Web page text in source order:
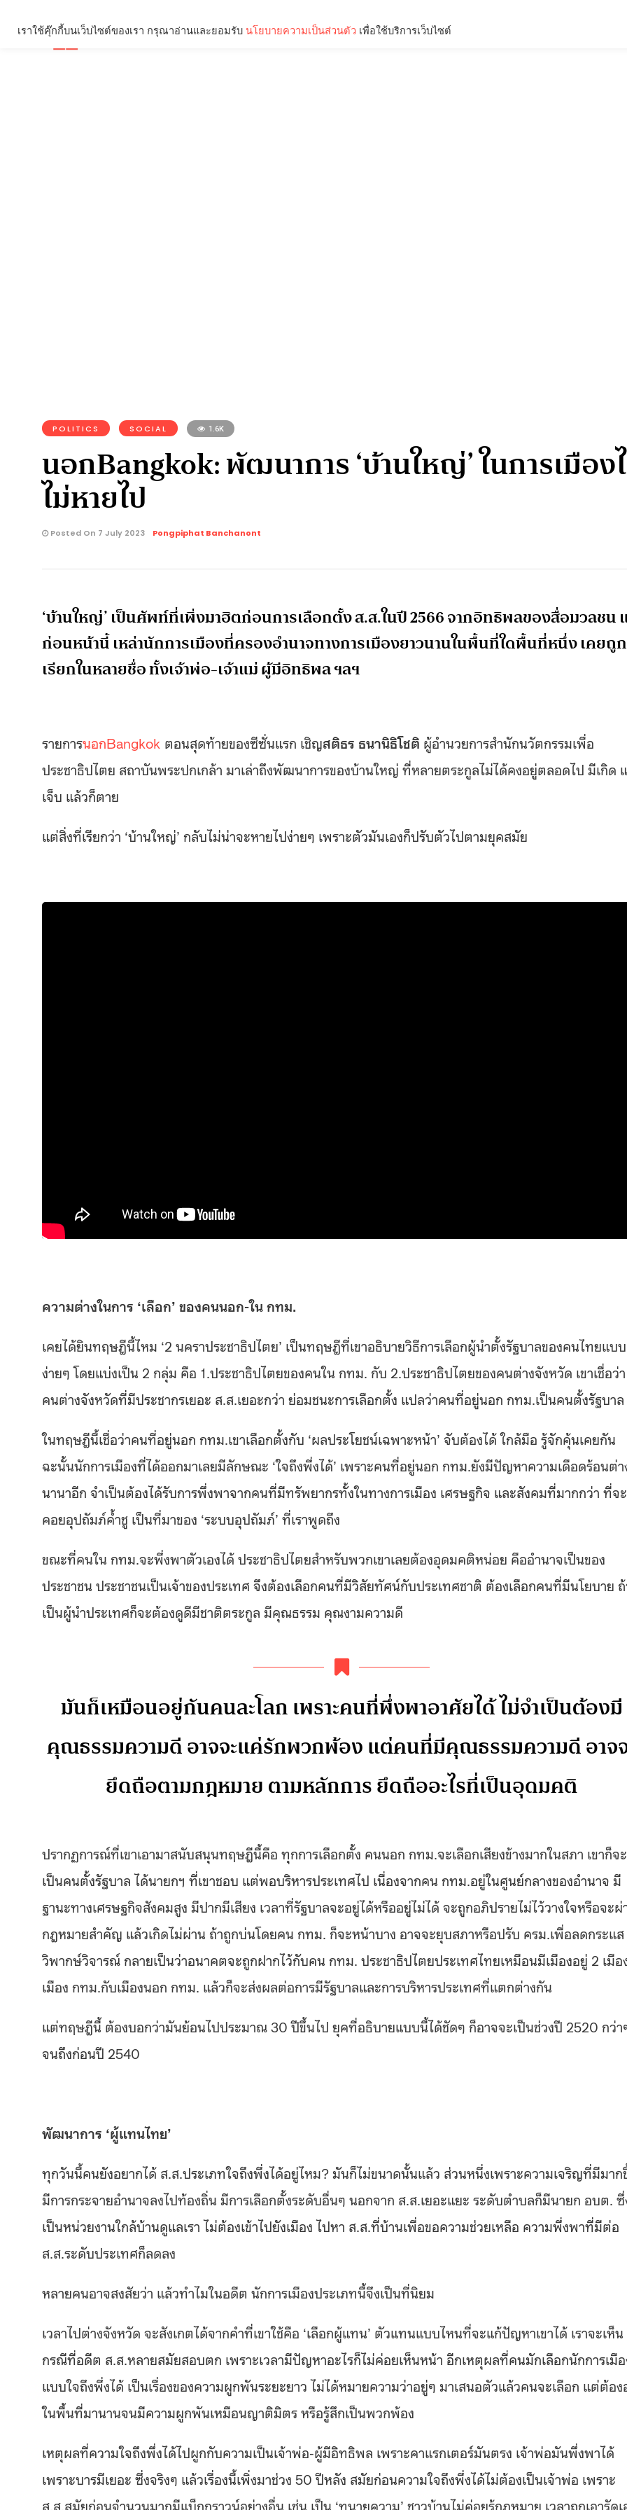
POLITICS SOCIAL 1.6K
นอกBangkok: พัฒนาการ ‘บ้านใหญ่’ ในการเมือ
ไม่หายไป
Posted On 7 July 2023 Pongpiphat Banchanont
‘บ้านใหญ่’ เป็นศัพท์ที่เพิ่งมาฮิตก่อนการเลือกตั้ง ส.ส.ในปี 2566 จากอิทธิพลของสื่อมวลชน
ก่อนหน้านี้ เหล่านักการเมืองที่ครองอำนาจทางการเมืองยาวนานในพื้นที่ใดพื้นที่หนึ่ง เคยถูก
เรียกในหลายชื่อ ทั้งเจ้าพ่อ-เจ้าแม่ ผู้มีอิทธิพล ฯลฯ
รายการนอกBangkok ตอนสุดท้ายของซีซั่นแรก เชิญสติธร ธนานิธิโชติ ผู้อำนวยการสำนักนวัตกรรมเพื่อ
ประชาธิปไตย สถาบันพระปกเกล้า มาเล่าถึงพัฒนาการของบ้านใหญ่ ที่หลายตระกูลไม่ได้คงอยู่ตลอดไป มีเกิด
เจ็บ แล้วก็ตาย
แต่สิ่งที่เรียกว่า ‘บ้านใหญ่’ กลับไม่น่าจะหายไปง่ายๆ เพราะตัวมันเองก็ปรับตัวไปตามยุคสมัย
ความต่างในการ ‘เลือก’ ของคนนอก-ใน กทม.
เคยได้ยินทฤษฎีนี้ไหม ‘2 นคราประชาธิปไตย’ เป็นทฤษฎีที่เขาอธิบายวิธีการเลือกผู้นำตั้งรัฐบาลของคนไทยแบบ
ง่ายๆ โดยแบ่งเป็น 2 กลุ่ม คือ 1.ประชาธิปไตยของคนใน กทม. กับ 2.ประชาธิปไตยของคนต่างจังหวัด เขาเชื่อว่า
คนต่างจังหวัดที่มีประชากรเยอะ ส.ส.เยอะกว่า ย่อมชนะการเลือกตั้ง แปลว่าคนที่อยู่นอก กทม.เป็นคนตั้งรัฐบาล
ในทฤษฎีนี้เชื่อว่าคนที่อยู่นอก กทม.เขาเลือกตั้งกับ ‘ผลประโยชน์เฉพาะหน้า’ จับต้องได้ ใกล้มือ รู้จักคุ้นเคยกัน
ฉะนั้นนักการเมืองที่ได้ออกมาเลยมีลักษณะ ‘ใจถึงพึ่งได้’ เพราะคนที่อยู่นอก กทม.ยังมีปัญหาความเดือดร้อนต่า
นานาอีก จำเป็นต้องได้รับการพึ่งพาจากคนที่มีทรัพยากรทั้งในทางการเมือง เศรษฐกิจ และสังคมที่มากกว่า ที่จะ
คอยอุปถัมภ์ค้ำชู เป็นที่มาของ ‘ระบบอุปถัมภ์’ ที่เราพูดถึง
ขณะที่คนใน กทม.จะพึ่งพาตัวเองได้ ประชาธิปไตยสำหรับพวกเขาเลยต้องอุดมคติหน่อย คืออำนาจเป็นของ
ประชาชน ประชาชนเป็นเจ้าของประเทศ จึงต้องเลือกคนที่มีวิสัยทัศน์กับประเทศชาติ ต้องเลือกคนที่มีนโยบาย
เป็นผู้นำประเทศก็จะต้องดูดีมีชาติตระกูล มีคุณธรรม คุณงามความดี
มันก็เหมือนอยู่กันคนละโลก เพราะคนที่พึ่งพาอาศัยได้ ไม่จำเป็นต้องมี
คุณธรรมความดี อาจจะแค่รักพวกพ้อง แต่คนที่มีคุณธรรมความดี อาจ
ยึดถือตามกฎหมาย ตามหลักการ ยึดถืออะไรที่เป็นอุดมคติ
ปรากฏการณ์ที่เขาเอามาสนับสนุนทฤษฎีนี้คือ ทุกการเลือกตั้ง คนนอก กทม.จะเลือกเสียงข้างมากในสภา เขาก็จะ
เป็นคนตั้งรัฐบาล ได้นายกฯ ที่เขาชอบ แต่พอบริหารประเทศไป เนื่องจากคน กทม.อยู่ในศูนย์กลางของอำนาจ มี
ฐานะทางเศรษฐกิจสังคมสูง มีปากมีเสียง เวลาที่รัฐบาลจะอยู่ได้หรืออยู่ไม่ได้ จะถูกอภิปรายไม่ไว้วางใจหรือจะผ่
กฎหมายสำคัญ แล้วเกิดไม่ผ่าน ถ้าถูกบ่นโดยคน กทม. ก็จะหน้าบาง อาจจะยุบสภาหรือปรับ ครม.เพื่อลดกระแส
วิพากษ์วิจารณ์ กลายเป็นว่าอนาคตจะถูกฝากไว้กับคน กทม. ประชาธิปไตยประเทศไทยเหมือนมีเมืองอยู่ 2 เมือ
เมือง กทม.กับเมืองนอก กทม. แล้วก็จะส่งผลต่อการมีรัฐบาลและการบริหารประเทศที่แตกต่างกัน
แต่ทฤษฎีนี้ ต้องบอกว่ามันย้อนไปประมาณ 30 ปีขึ้นไป ยุคที่อธิบายแบบนี้ได้ชัดๆ ก็อาจจะเป็นช่วงปี 2520 กว่า
จนถึงก่อนปี 2540
พัฒนาการ ‘ผู้แทนไทย’
ทุกวันนี้คนยังอยากได้ ส.ส.ประเภทใจถึงพึ่งได้อยู่ไหม? มันก็ไม่ขนาดนั้นแล้ว ส่วนหนึ่งเพราะความเจริญที่มีมาก
มีการกระจายอำนาจลงไปท้องถิ่น มีการเลือกตั้งระดับอื่นๆ นอกจาก ส.ส.เยอะแยะ ระดับตำบลก็มีนายก อบต.
เป็นหน่วยงานใกล้บ้านดูแลเรา ไม่ต้องเข้าไปยังเมือง ไปหา ส.ส.ที่บ้านเพื่อขอความช่วยเหลือ ความพึ่งพาที่มีต่อ
ส.ส.ระดับประเทศก็ลดลง
หลายคนอาจสงสัยว่า แล้วทำไมในอดีต นักการเมืองประเภทนี้จึงเป็นที่นิยม
เวลาไปต่างจังหวัด จะสังเกตได้จากคำที่เขาใช้คือ ‘เลือกผู้แทน’ ตัวแทนแบบไหนที่จะแก้ปัญหาเขาได้ เราจะเห็น
กรณีที่อดีต ส.ส.หลายสมัยสอบตก เพราะเวลามีปัญหาอะไรก็ไม่ค่อยเห็นหน้า อีกเหตุผลที่คนมักเลือกนักการเมื
แบบใจถึงพึ่งได้ เป็นเรื่องของความผูกพันระยะยาว ไม่ได้หมายความว่าอยู่ๆ มาเสนอตัวแล้วคนจะเลือก แต่ต้อ
ในพื้นที่มานานจนมีความผูกพันเหมือนญาติมิตร หรือรู้สึกเป็นพวกพ้อง
เหตุผลที่ความใจถึงพึ่งได้ไปผูกกับความเป็นเจ้าพ่อ-ผู้มีอิทธิพล เพราะคาแรกเตอร์มันตรง เจ้าพ่อมันพึ่งพาได้
เพราะบารมีเยอะ ซึ่งจริงๆ แล้วเรื่องนี้เพิ่งมาช่วง 50 ปีหลัง สมัยก่อนความใจถึงพึ่งได้ไม่ต้องเป็นเจ้าพ่อ เพราะ
ส.ส.สมัยก่อนจำนวนมากมีแบ็กกราวน์อย่างอื่น เช่น เป็น ‘ทนายความ’ ชาวบ้านไม่ค่อยรู้กฎหมาย เวลาถูกเอารัดเ
เราใช้คุ๊กกี้บนเว็บไซต์ของเรา กรุณาอ่านและยอมรับ นโยบายความเป็นส่วนตัว เพื่อใช้บริการเว็บไซต์